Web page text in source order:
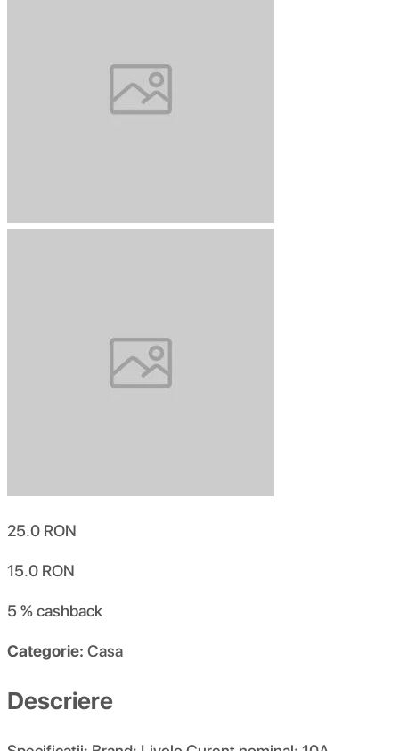
25.0 RON
15.0 RON
5 %cashback
Categorie: Casa
Descriere